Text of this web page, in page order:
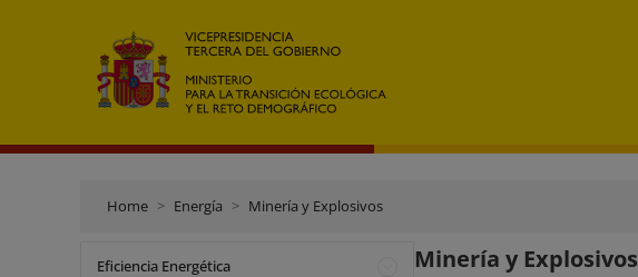
Home Energía Minería y Explosivos
Eficiencia Energética Minería y Explosivos